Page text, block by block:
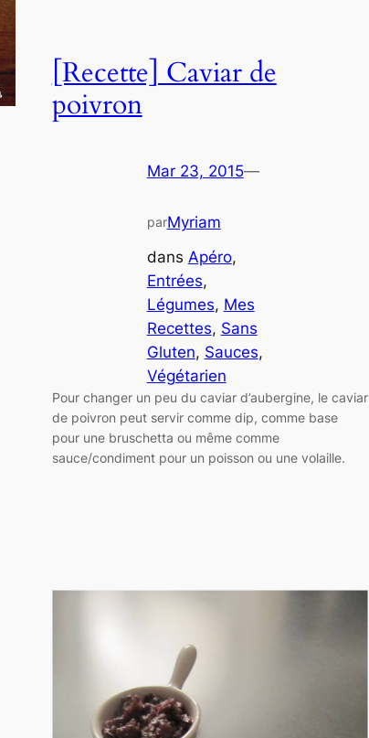
[Recette] Caviar de
poivron
Mar 23, 2015—
parMyriam
dans Apéro
Entrées
Légumes, Mes
Recettes, Sans
Gluten, Sauces
Végétarien
Pour changer un peu du caviar d’aubergine, le caviar
de poivron peut servir comme dip, comme base
pour une bruschetta ou même comme
sauce/condiment pour un poisson ou une volaille.